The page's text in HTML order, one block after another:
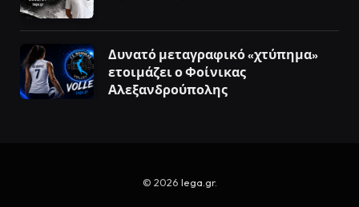
Δυνατό μεταγραφικό «χτύπημα»
ετοιμάζει ο Φοίνικας
Αλεξανδρούπολης
© 2026 lega.gr.